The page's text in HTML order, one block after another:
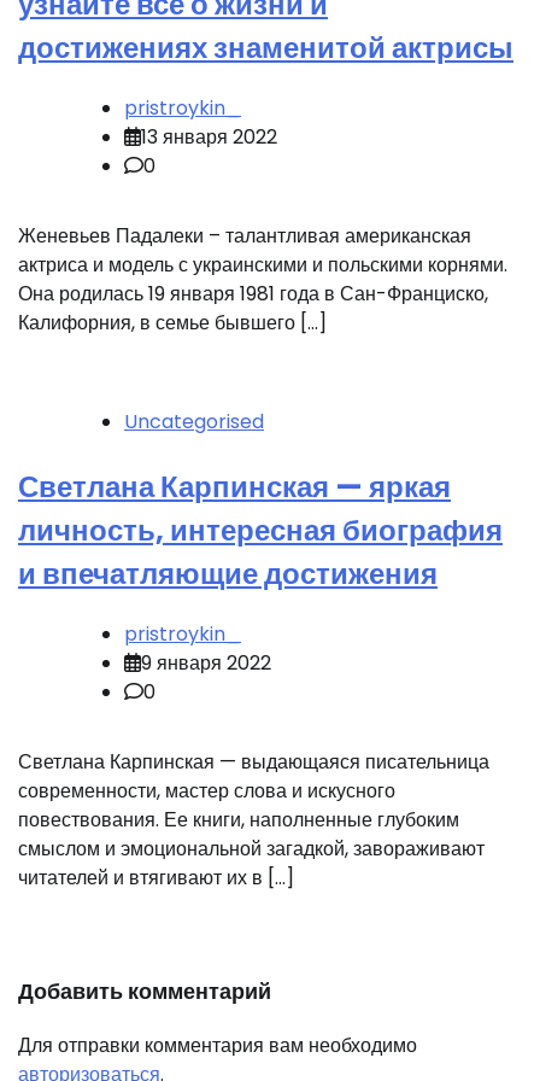
достижениях знаменитой актрисы
pristroykin_
13 января 2022
0
Женевьев Падалеки – талантливая американская
актриса и модель с украинскими и польскими корнями.
Она родилась 19 января 1981 года в Сан-Франциско,
Калифорния, в семье бывшего […]
Uncategorised
Светлана Карпинская — яркая
личность, интересная биография
и впечатляющие достижения
pristroykin_
9 января 2022
0
Светлана Карпинская — выдающаяся писательница
современности, мастер слова и искусного
повествования. Ее книги, наполненные глубоким
смыслом и эмоциональной загадкой, завораживают
читателей и втягивают их в […]
Добавить комментарий
Для отправки комментария вам необходимо
авторизоваться.